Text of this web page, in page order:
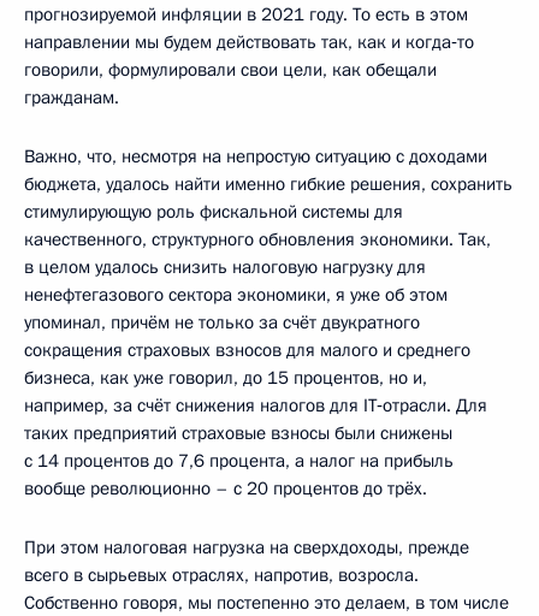
прогнозируемой инфляции в 2021 году. То есть в этом
направлении мы будем действовать так, как и когда‑то
говорили, формулировали свои цели, как обещали
гражданам.
Важно, что, несмотря на непростую ситуацию с доходами
бюджета, удалось найти именно гибкие решения, сохранить
стимулирующую роль фискальной системы для
качественного, структурного обновления экономики. Так,
в целом удалось снизить налоговую нагрузку для
ненефтегазового сектора экономики, я уже об этом
упоминал, причём не только за счёт двукратного
сокращения страховых взносов для малого и среднего
бизнеса, как уже говорил, до 15 процентов, но и,
например, за счёт снижения налогов для IT‑отрасли. Для
таких предприятий страховые взносы были снижены
с 14 процентов до 7,6 процента, а налог на прибыль
вообще революционно – с 20 процентов до трёх.
При этом налоговая нагрузка на сверхдоходы, прежде
всего в сырьевых отраслях, напротив, возросла.
Собственно говоря, мы постепенно это делаем, в том числе